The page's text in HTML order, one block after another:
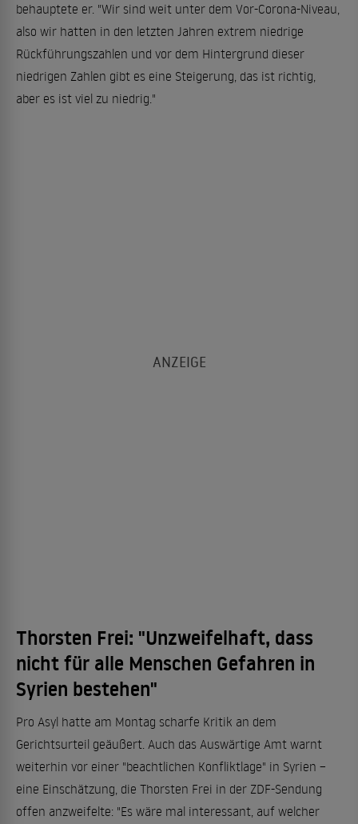
behauptete er. "Wir sind weit unter dem Vor-Corona-Niveau,
also wir hatten in den letzten Jahren extrem niedrige
Rückführungszahlen und vor dem Hintergrund dieser
niedrigen Zahlen gibt es eine Steigerung, das ist richtig,
aber es ist viel zu niedrig."
Thorsten Frei: "Unzweifelhaft, dass
nicht für alle Menschen Gefahren in
Syrien bestehen"
Pro Asyl hatte am Montag scharfe Kritik an dem
Gerichtsurteil geäußert. Auch das Auswärtige Amt warnt
weiterhin vor einer "beachtlichen Konfliktlage" in Syrien –
eine Einschätzung, die Thorsten Frei in der ZDF-Sendung
offen anzweifelte: "Es wäre mal interessant, auf welcher